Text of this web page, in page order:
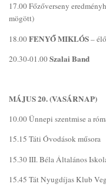
17.00 Főzőverseny
mögött)
18.00FENYŐ MIKLÓS–
20.30-01.00Szalai Band
MÁJUS 20. (VASÁRNAP)
10.00 Ünnepi szentmise a
15.15 Táti Óvodások műsora
15.30 III. Béla Általános
15.45 Tát Nyugdíjas Klub